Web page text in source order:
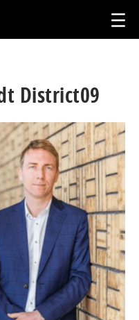
District09